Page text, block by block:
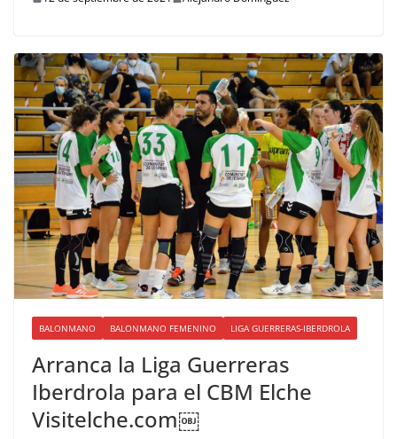
BALONMANO BALONMANO FEMENINO LIGA GUERRERAS-IBERDROLA
Arranca la Liga Guerreras
Iberdrola para el CBM Elche
Visitelche.com￼